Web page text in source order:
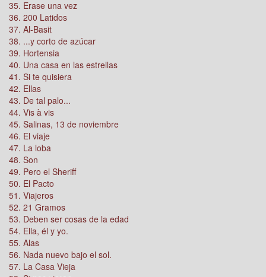
35. Erase una vez
36. 200 Latidos
37. Al-Basit
38. ...y corto de azúcar
39. Hortensia
40. Una casa en las estrellas
41. Si te quisiera
42. Ellas
43. De tal palo...
44. Vis à vis
45. Salinas, 13 de noviembre
46. El viaje
47. La loba
48. Son
49. Pero el Sheriff
50. El Pacto
51. Viajeros
52. 21 Gramos
53. Deben ser cosas de la edad
54. Ella, él y yo.
55. Alas
56. Nada nuevo bajo el sol.
57. La Casa Vieja